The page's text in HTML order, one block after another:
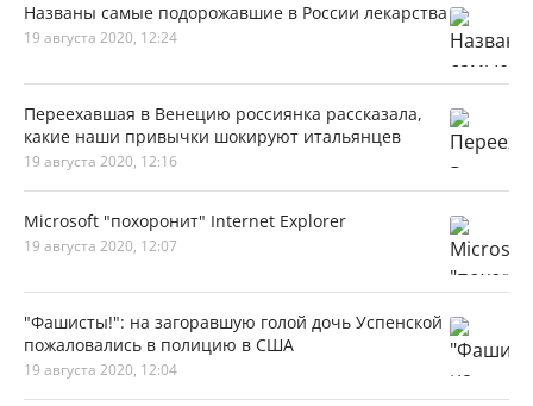
Названы самые подорожавшие в России лекарства
19 августа 2020, 12:24
Переехавшая в Венецию россиянка рассказала,
какие наши привычки шокируют итальянцев
19 августа 2020, 12:16
Microsoft "похоронит" Internet Explorer
19 августа 2020, 12:07
"Фашисты!": на загоравшую голой дочь Успенской
пожаловались в полицию в США
19 августа 2020, 12:04